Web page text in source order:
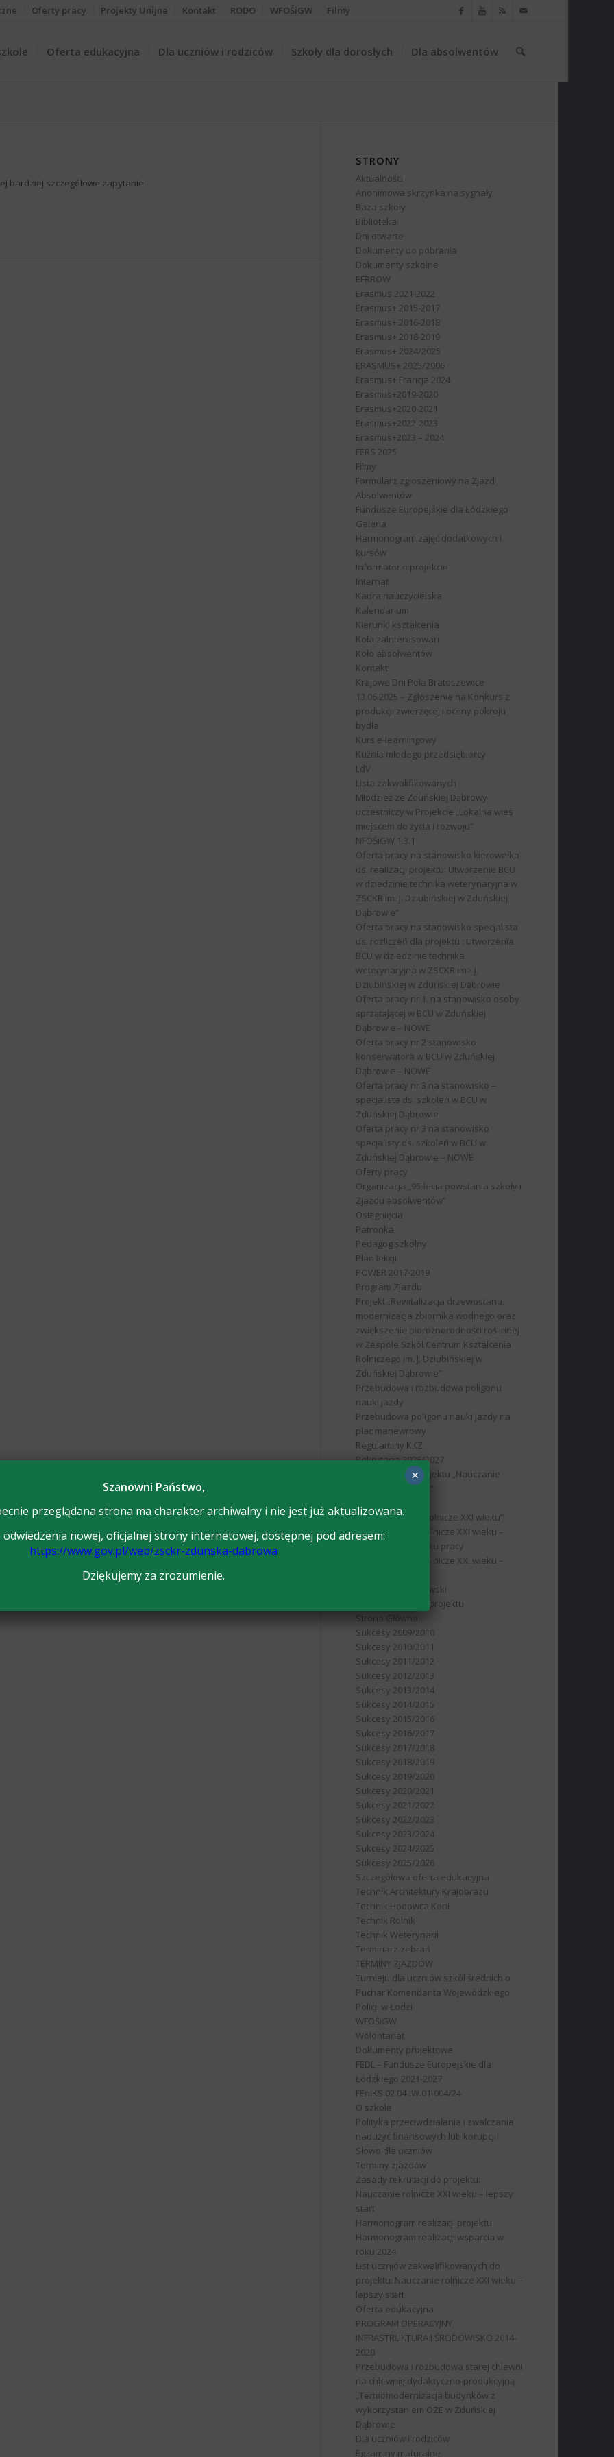
Oferty pracy Projekty Unijne Kontakt RODO WFOŚiGW Filmy
Oferta edukacyjna Dla uczniów i rodziców Szkoły dla dorosłych Dla absolwentów
bardziej szczegółowe zapytanie
STRONY
Aktualności
Anonimowa skrzynka na sygnały
Baza szkoły
Biblioteka
Dni otwarte
Dokumenty do pobrania
Dokumenty szkolne
EFRROW
Erasmus 2021-2022
Erasmus+ 2015-2017
Erasmus+ 2016-2018
Erasmus+ 2018-2019
Erasmus+ 2024/2025
ERASMUS+ 2025/2006
Erasmus+ Francja 2024
Erasmus+2019-2020
Erasmus+2020-2021
Erasmus+2022-2023
Erasmus+2023 – 2024
FERS 2025
Filmy
Formularz zgłoszeniowy na Zjazd
Absolwentów
Fundusze Europejskie dla Łódzkiego
Galeria
Harmonogram zajęć dodatkowych i
kursów
Informator o projekcie
Internat
Kadra nauczycielska
Kalendarium
Kierunki kształcenia
Koła zainteresowań
Koło absolwentów
Kontakt
Krajowe Dni Pola Bratoszewice
13.06.2025 – Zgłoszenie na Konkurs z
produkcji zwierzęcej i oceny pokroju
bydła
Kurs e-learningowy
Kuźnia młodego przedsiębiorcy
LdV
Lista zakwalifikowanych
Młodzież ze Zduńskiej Dąbrowy
uczestniczy w Projekcie „Lokalna wieś
miejscem do życia i rozwoju”
NFOŚiGW 1.3.1
Oferta pracy na stanowisko kierownika
ds. realizacji projektu: Utworzenie BCU
w dziedzinie technika weterynaryjna w
ZSCKR im. J. Dziubińskiej w Zduńskiej
Dąbrowie”
Oferta pracy na stanowisko specjalista
ds. rozliczeń dla projektu : Utworzenia
BCU w dziedzinie technika
weterynaryjna w ZSCKR im> J.
Dziubińskiej w Zduńskiej Dąbrowie
Oferta pracy nr 1. na stanowisko osoby
sprzątającej w BCU w Zduńskiej
Dąbrowie – NOWE
Oferta pracy nr 2 stanowisko
konserwatora w BCU w Zduńskiej
Dąbrowie – NOWE
Oferta pracy nr 3 na stanowisko –
specjalista ds. szkoleń w BCU w
Zduńskiej Dąbrowie
Oferta pracy nr 3 na stanowisko
specjalisty ds. szkoleń w BCU w
Zduńskiej Dąbrowie – NOWE
Oferty pracy
Organizacja „95-lecia powstania szkoły i
Zjazdu absolwentów”
Osiągnięcia
Patronka
Pedagog szkolny
Plan lekcji
POWER 2017-2019
Program Zjazdu
Projekt „Rewitalizacja drzewostanu,
modernizacja zbiornika wodnego oraz
zwiększenie bioróżnorodności roślinnej
w Zespole Szkół Centrum Kształcenia
Rolniczego im. J. Dziubińskiej w
Zduńskiej Dąbrowie”
Przebudowa i rozbudowa poligonu
nauki jazdy
Przebudowa poligonu nauki jazdy na
plac manewrowy
Regulaminy KKZ
Rekrutacja 2026/2027
Rekrutacja do projektu „Nauczanie
rolnicze XXI wieku”
RPO „Nauczanie rolnicze XXI wieku”
RPO Nauczanie rolnicze XXI wieku –
absolwent na rynku pracy
RPO Nauczanie rolnicze XXI wieku –
Samorząd Uczniowski
Stopień realizacji projektu
Strona Główna
Sukcesy 2009/2010
Sukcesy 2010/2011
Sukcesy 2011/2012
Sukcesy 2012/2013
Sukcesy 2013/2014
Sukcesy 2014/2015
Sukcesy 2015/2016
Sukcesy 2016/2017
Sukcesy 2017/2018
Sukcesy 2018/2019
Sukcesy 2019/2020
Sukcesy 2020/2021
Sukcesy 2021/2022
Sukcesy 2022/2023
Sukcesy 2023/2024
Sukcesy 2024/2025
Sukcesy 2025/2026
Szczegółowa oferta edukacyjna
Technik Architektury Krajobrazu
Technik Hodowca Koni
Technik Rolnik
Technik Weterynarii
Terminarz zebrań
TERMINY ZJAZDÓW
Turnieju dla uczniów szkół średnich o
Puchar Komendanta Wojewódzkiego
Policji w Łodzi
WFOŚiGW
Wolontariat
Dokumenty projektowe
FEDL – Fundusze Europejskie dla
Łódzkiego 2021-2027
FEnIKS.02.04-IW.01-004/24
O szkole
Polityka przeciwdziałania i zwalczania
nadużyć finansowych lub korupcji
Słowo dla uczniów
Terminy zjazdów
Zasady rekrutacji do projektu:
Nauczanie rolnicze XXI wieku – lepszy
start
Harmonogram realizacji projektu
Harmonogram realizacji wsparcia w
roku 2024
List uczniów zakwalifikowanych do
projektu: Nauczanie rolnicze XXI wieku –
lepszy start
Oferta edukacyjna
PROGRAM OPERACYJNY
INFRASTRUKTURA I ŚRODOWISKO 2014-
2020
Przebudowa i rozbudowa starej chlewni
na chlewnię dydaktyczno-produkcyjną
„Termomodernizacja budynków z
wykorzystaniem OZE w Zduńskiej
Dąbrowie
Dla uczniów i rodziców
Egzaminy maturalne
Szanowni Państwo,
przeglądana strona ma charakter archiwalny i nie jest już aktualizowana.
odwiedzenia nowej, oficjalnej strony internetowej, dostępnej pod adresem:
https://www.gov.pl/web/zsckr-zdunska-dabrowa
Dziękujemy za zrozumienie.
×